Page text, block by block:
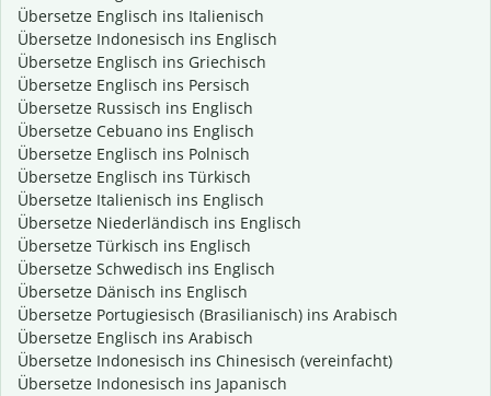
Übersetze Englisch ins Italienisch
Übersetze Indonesisch ins Englisch
Übersetze Englisch ins Griechisch
Übersetze Englisch ins Persisch
Übersetze Russisch ins Englisch
Übersetze Cebuano ins Englisch
Übersetze Englisch ins Polnisch
Übersetze Englisch ins Türkisch
Übersetze Italienisch ins Englisch
Übersetze Niederländisch ins Englisch
Übersetze Türkisch ins Englisch
Übersetze Schwedisch ins Englisch
Übersetze Dänisch ins Englisch
Übersetze Portugiesisch (Brasilianisch) ins Arabisch
Übersetze Englisch ins Arabisch
Übersetze Indonesisch ins Chinesisch (vereinfacht)
Übersetze Indonesisch ins Japanisch